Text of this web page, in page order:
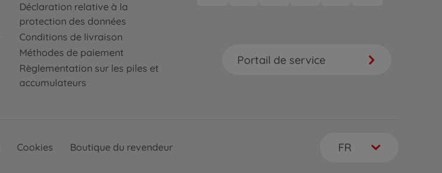
Déclaration relative à la
protection des données
Conditions de livraison
Méthodes de paiement
Règlementation sur les piles et
accumulateurs
Portail de service
Cookies Boutique du revendeur FR